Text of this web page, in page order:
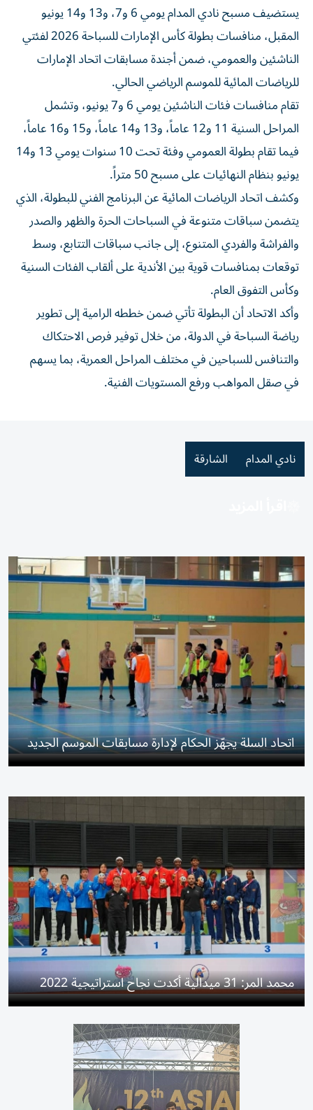
يستضيف مسبح نادي المدام يومي 6 و7، و13 و14 يونيو
المقبل، منافسات بطولة كأس الإمارات للسباحة 2026 لفئتي
الناشئين والعمومي، ضمن أجندة مسابقات اتحاد الإمارات
للرياضات المائية للموسم الرياضي الحالي.
تقام منافسات فئات الناشئين يومي 6 و7 يونيو، وتشمل
المراحل السنية 11 و12 عاماً، و13 و14 عاماً، و15 و16 عاماً،
فيما تقام بطولة العمومي وفئة تحت 10 سنوات يومي 13 و14
يونيو بنظام النهائيات على مسبح 50 متراً.
وكشف اتحاد الرياضات المائية عن البرنامج الفني للبطولة، الذي
يتضمن سباقات متنوعة في السباحات الحرة والظهر والصدر
والفراشة والفردي المتنوع، إلى جانب سباقات التتابع، وسط
توقعات بمنافسات قوية بين الأندية على ألقاب الفئات السنية
وكأس التفوق العام.
وأكد الاتحاد أن البطولة تأتي ضمن خططه الرامية إلى تطوير
رياضة السباحة في الدولة، من خلال توفير فرص الاحتكاك
والتنافس للسباحين في مختلف المراحل العمرية، بما يسهم
في صقل المواهب ورفع المستويات الفنية.
نادي المدام الشارقة
اتحاد السلة يجهّز الحكام لإدارة مسابقات الموسم الجديد
محمد المر: 31 ميدالية أكدت نجاح استراتيجية 2022